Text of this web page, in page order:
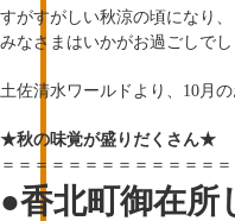
すがすがしい秋涼の頃になり
みなさまはいかがお過ごしでし
土佐清水ワールドより、10月
★秋の味覚が盛りだくさん★
＝＝＝＝＝＝＝＝＝＝＝＝＝＝
●香北町御在所